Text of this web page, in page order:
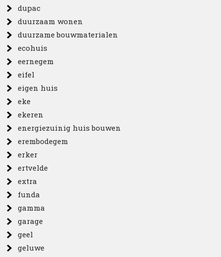
dupac
duurzaam wonen
duurzame bouwmaterialen
ecohuis
eernegem
eifel
eigen huis
eke
ekeren
energiezuinig huis bouwen
erembodegem
erker
ertvelde
extra
funda
gamma
garage
geel
geluwe